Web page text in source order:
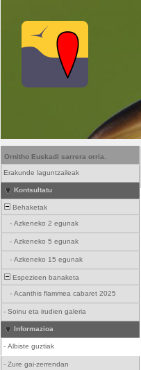
Ornitho Euskadi sarrera orria.
Erakunde laguntzaileak
Kontsultatu
Behaketak
- Azkeneko 2 egunak
- Azkeneko 5 egunak
- Azkeneko 15 egunak
Espezieen banaketa
- Acanthis flammea cabaret 2025
- Soinu eta irudien galeria
Informazioa
- Albiste guztiak
- Zure gai-zerrendan